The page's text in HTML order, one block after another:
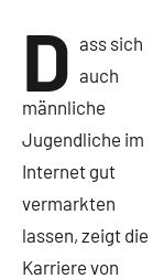
D ass sich
auch
männliche
Jugendliche im
Internet gut
vermarkten
lassen, zeigt die
Karriere von